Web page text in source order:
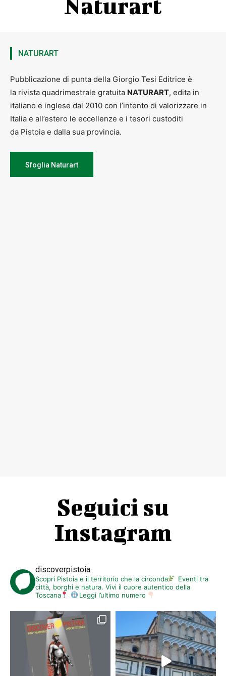
Naturart
NATURART
Pubblicazione di punta della Giorgio Tesi Editrice è
la rivista quadrimestrale gratuita NATURART, edita in
italiano e inglese dal 2010 con l’intento di valorizzare in
Italia e all’estero le eccellenze e i tesori custoditi
da Pistoia e dalla sua provincia.
Sfoglia Naturart
Seguici su
Instagram
discoverpistoia
Scopri Pistoia e il territorio che la circonda
Eventi tra
città, borghi e natura. Vivi il cuore autentico della
Toscana
Leggi l’ultimo numero